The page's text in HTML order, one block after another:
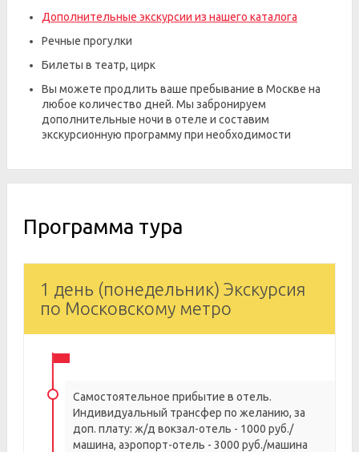
Дополнительные экскурсии из нашего каталога
Речные прогулки
Билеты в театр, цирк
Вы можете продлить ваше пребывание в Москве на
любое количество дней. Мы забронируем
дополнительные ночи в отеле и составим
экскурсионную программу при необходимости
Программа тура
1 день (понедельник) Экскурсия
по Московскому метро
Самостоятельное прибытие в отель.
Индивидуальный трансфер по желанию, за
доп. плату: ж/д вокзал-отель - 1000 руб./
машина, аэропорт-отель - 3000 руб./машина